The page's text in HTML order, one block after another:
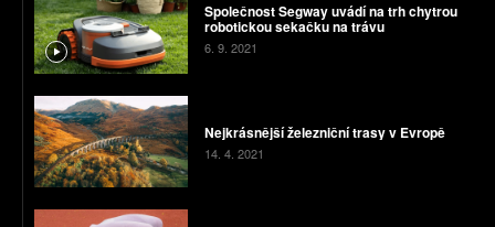
Společnost Segway uvádí na trh chytrou
robotickou sekačku na trávu
6. 9. 2021
Nejkrásnější železniční trasy v Evropě
14. 4. 2021